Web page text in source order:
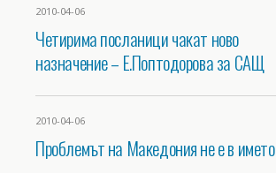
2010-04-06
Четирима посланици чакат ново
назначение – Е.Поптодорова за САЩ
2010-04-06
Проблемът на Македония не е в името